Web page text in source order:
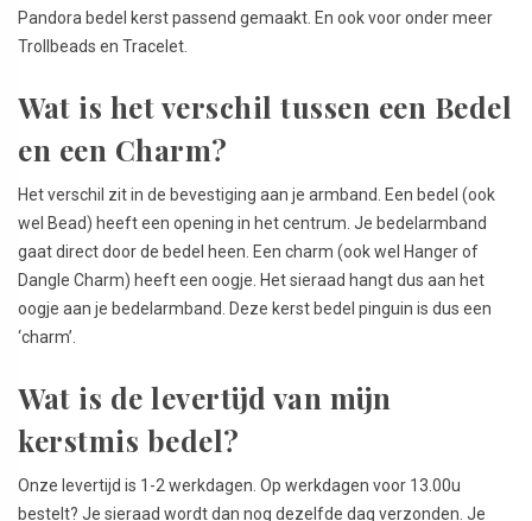
Pandora bedel kerst passend gemaakt. En ook voor onder meer
Trollbeads en Tracelet.
Wat is het verschil tussen een Bedel
en een Charm?
Het verschil zit in de bevestiging aan je armband. Een bedel (ook
wel Bead) heeft een opening in het centrum. Je bedelarmband
gaat direct door de bedel heen. Een charm (ook wel Hanger of
Dangle Charm) heeft een oogje. Het sieraad hangt dus aan het
oogje aan je bedelarmband. Deze kerst bedel pinguin is dus een
‘charm’.
Wat is de levertijd van mijn
kerstmis bedel?
Onze levertijd is 1-2 werkdagen. Op werkdagen voor 13.00u
bestelt? Je sieraad wordt dan nog dezelfde dag verzonden. Je